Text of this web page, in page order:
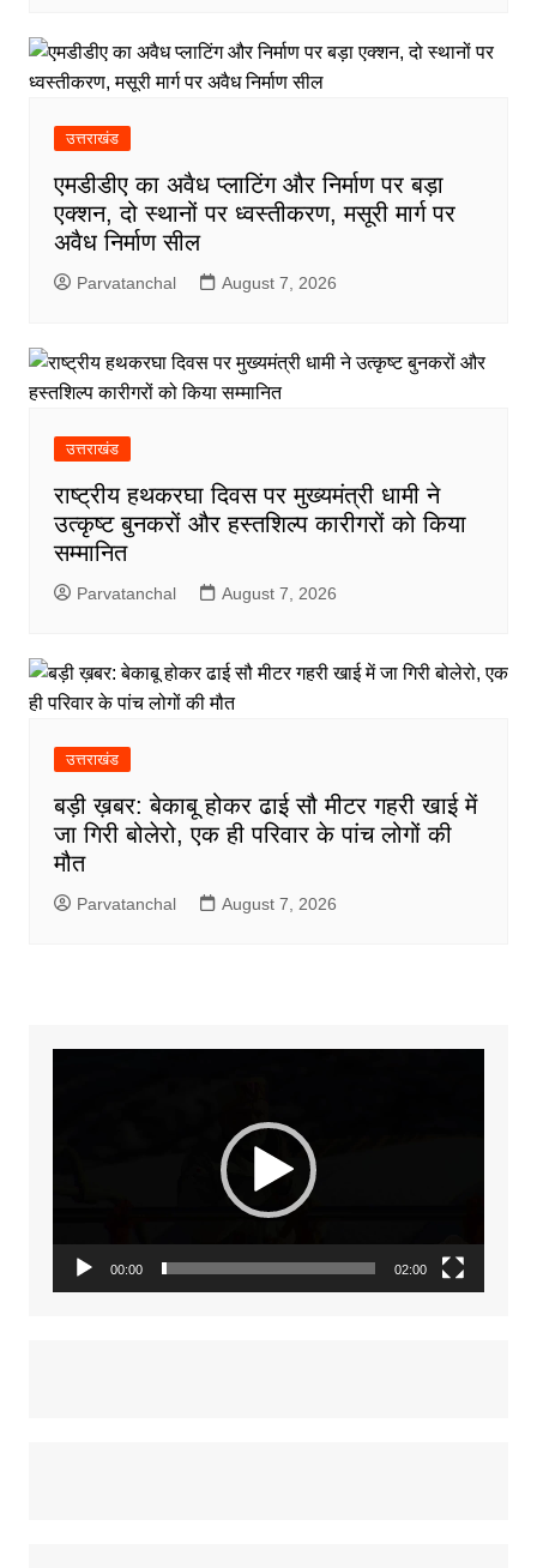
उत्तराखंड
एमडीडीए का अवैध प्लाटिंग और निर्माण पर बड़ा
एक्शन, दो स्थानों पर ध्वस्तीकरण, मसूरी मार्ग पर
अवैध निर्माण सील
Parvatanchal August 7, 2026
उत्तराखंड
राष्ट्रीय हथकरघा दिवस पर मुख्यमंत्री धामी ने
उत्कृष्ट बुनकरों और हस्तशिल्प कारीगरों को किया
सम्मानित
Parvatanchal August 7, 2026
उत्तराखंड
बड़ी ख़बर: बेकाबू होकर ढाई सौ मीटर गहरी खाई में
जा गिरी बोलेरो, एक ही परिवार के पांच लोगों की
मौत
Parvatanchal August 7, 2026
00:00 02:00